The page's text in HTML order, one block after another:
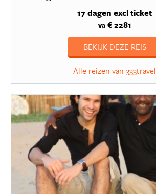
17 dagen excl ticket
va€ 2281
BEKIJK DEZE REIS
Alle reizen van 333travel